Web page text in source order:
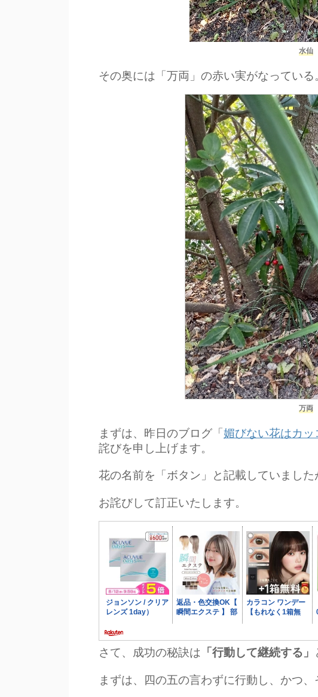
水仙
その奥には「万両」の赤い実がなっている。
万両
まずは、昨日のブログ「媚びない花はカッ
詫びを申し上げます。
花の名前を「ボタン」と記載していました
お詫びして訂正いたします。
さて、成功の秘訣は 「行動して継続する」
まずは、四の五の言わずに行動し、かつ、